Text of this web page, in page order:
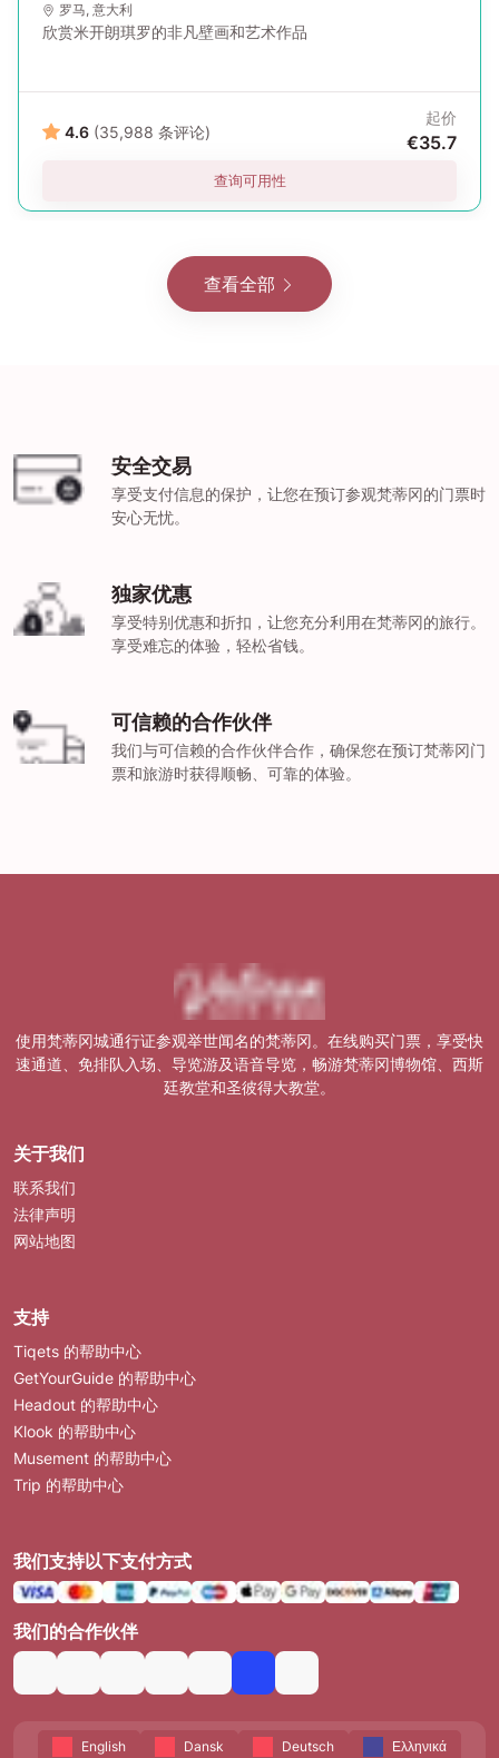
罗马, 意大利
欣赏米开朗琪罗的非凡壁画和艺术作品
4.6 (35,988 条评论)
起价
€35.7
查询可用性
查看全部
安全交易
享受支付信息的保护，让您在预订参观梵蒂冈的门票时
安心无忧。
独家优惠
享受特别优惠和折扣，让您充分利用在梵蒂冈的旅行。
享受难忘的体验，轻松省钱。
可信赖的合作伙伴
我们与可信赖的合作伙伴合作，确保您在预订梵蒂冈门
票和旅游时获得顺畅、可靠的体验。
使用梵蒂冈城通行证参观举世闻名的梵蒂冈。在线购买门票，享受快
速通道、免排队入场、导览游及语音导览，畅游梵蒂冈博物馆、西斯
廷教堂和圣彼得大教堂。
关于我们
联系我们
法律声明
网站地图
支持
Tiqets 的帮助中心
GetYourGuide 的帮助中心
Headout 的帮助中心
Klook 的帮助中心
Musement 的帮助中心
Trip 的帮助中心
我们支持以下支付方式
我们的合作伙伴
English Dansk Deutsch Ελληνικά